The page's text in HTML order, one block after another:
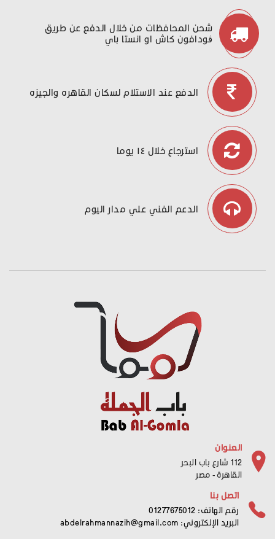
شحن المحافظات من خلال الدفع عن طريق
ڤودافون كاش او انستا باي
الدفع عند الاستلام لسكان القاهره والجيزه
استرجاع خلال ١٤ يوما
الدعم الفني علي مدار اليوم
العنوان
112 شارع باب البحر
القاهرة - مصر
اتصل بنا
رقم الهاتف: 01277675012
البريد الإلكتروني: abdelrahmannazih@gmail.com